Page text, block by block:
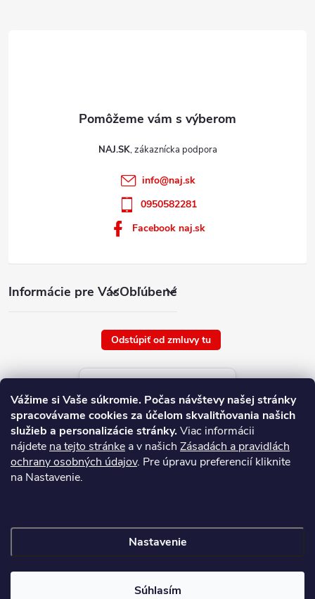
Vážime si Vaše súkromie. Počas návštevy našej stránky
spracovávame cookies za účelom skvalitňovania našich
služieb a personalizácie stránky.Viac informácii
nájdete na tejto stránke a v našich Zásadách a pravidlách
ochrany osobných údajov. Pre úpravu preferencií kliknite
na Nastavenie.
Nastavenie
Súhlasím
Informácie pre VásObľúbené
NAJ.SK
info@naj.sk
0950582281
Facebook naj.sk
Odstúpiť od zmluvy tu
Aktuálne ceny tovaru
platné od : 6/8/2026
Copyright 2026NAJ.SK. Všetky práva vyhradené.